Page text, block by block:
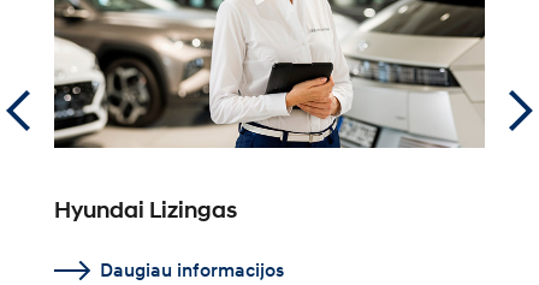
Hyundai Lizingas
Daugiau informacijos